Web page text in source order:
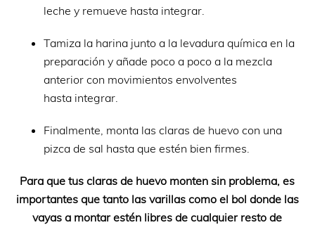
leche y remueve hasta integrar.
Tamiza la harina junto a la levadura química en la
preparación y añade poco a poco a la mezcla
anterior con movimientos envolventes
hasta integrar.
Finalmente, monta las claras de huevo con una
pizca de sal hasta que estén bien firmes.
Para que tus claras de huevo monten sin problema, es
importantes que tanto las varillas como el bol donde las
vayas a montar estén libres de cualquier resto de